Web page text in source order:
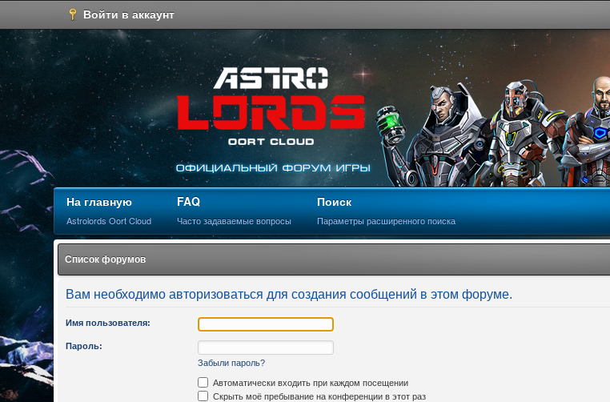
Войти в аккаунт
На главную
Astrolords Oort Cloud
FAQ
Часто задаваемые вопросы
Поиск
Параметры расширенного поиска
Список форумов
Вам необходимо авторизоваться для создания сообщений в этом форуме.
Имя пользователя:
Пароль:
Забыли пароль?
Автоматически входить при каждом посещении
Скрыть моё пребывание на конференции в этот раз